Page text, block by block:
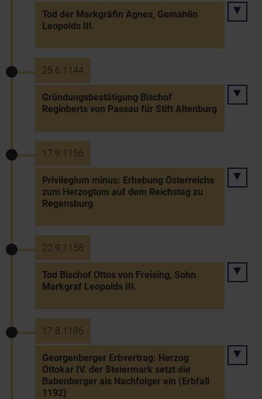
Tod der Markgräfin Agnes, Gemahlin
Leopolds III.
25.6.1144
Gründungsbestätigung Bischof
Reginberts von Passau für Stift Altenburg
17.9.1156
Privilegium minus: Erhebung Österreichs
zum Herzogtum auf dem Reichstag zu
Regensburg
22.9.1158
Tod Bischof Ottos von Freising, Sohn
Markgraf Leopolds III.
17.8.1186
Georgenberger Erbvertrag: Herzog
Ottokar IV. der Steiermark setzt die
Babenberger als Nachfolger ein (Erbfall
1192)